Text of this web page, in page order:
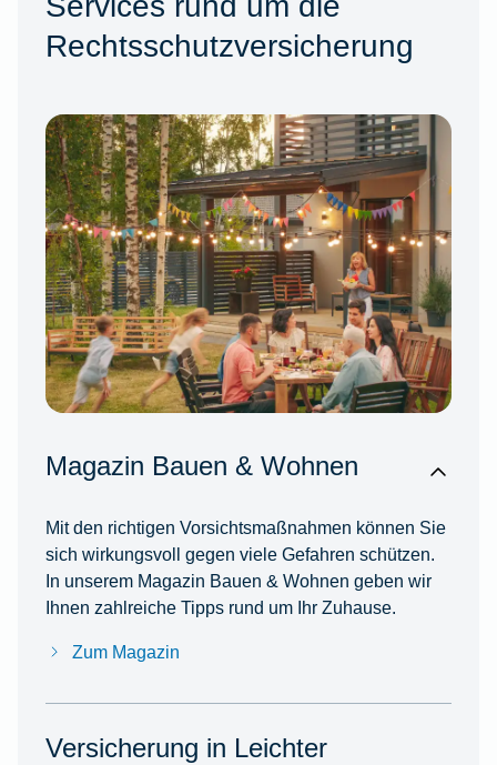
Rechtsschutzversicherung
Magazin Bauen & Wohnen
Mit den richtigen Vorsichtsmaßnahmen können Sie
sich wirkungsvoll gegen viele Gefahren schützen.
In unserem Magazin Bauen & Wohnen geben wir
Ihnen zahlreiche Tipps rund um Ihr Zuhause.
Zum Magazin
Versicherung in Leichter